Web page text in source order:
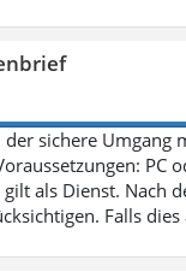
der sichere
gilt als Dienst. Nach
Falls dies